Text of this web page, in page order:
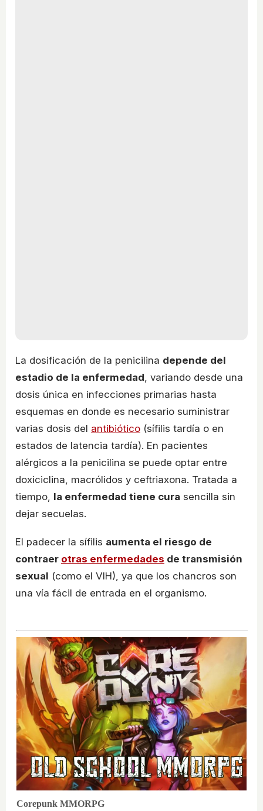
La dosificación de la penicilina depende del
estadio de la enfermedad , variando desde una
dosis única en infecciones primarias hasta
esquemas en donde es necesario suministrar
varias dosis del antibiótico (sífilis tardía o en
estados de latencia tardía). En pacientes
alérgicos a la penicilina se puede optar entre
doxiciclina, macrólidos y ceftriaxona. Tratada a
tiempo, la enfermedad tiene cura sencilla sin
dejar secuelas.
El padecer la sífilis aumenta el riesgo de
contraer otras enfermedades de transmisión
sexual (como el VIH), ya que los chancros son
una vía fácil de entrada en el organismo.
Corepunk MMORPG